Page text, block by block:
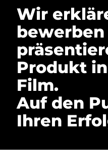
Wir
Produkt
Film.
Auf den
Ihren